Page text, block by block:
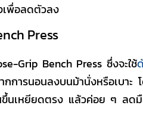
เพื่อลดตัวลง
Press
Grip Bench Press ซึ่งจะใช้
กการนอนลงบนม้านั่งหรือเบา
นเหยียดตรง แล้วค่อย ๆ ลดมื